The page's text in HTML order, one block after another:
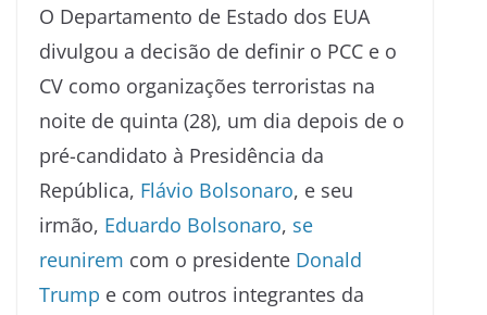
O Departamento de Estado dos EUA
divulgou a decisão de definir o PCC e o
CV como organizações terroristas na
noite de quinta (28), um dia depois de o
pré-candidato à Presidência da
República, Flávio Bolsonaro, e seu
irmão, Eduardo Bolsonaro, se
reunirem com o presidente Donald
Trump e com outros integrantes da